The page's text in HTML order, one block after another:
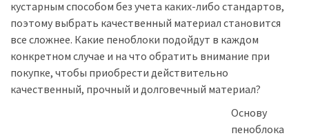
кустарным способом без учета каких-либо стандартов,
поэтому выбрать качественный материал становится
все сложнее. Какие пеноблоки подойдут в каждом
конкретном случае и на что обратить внимание при
покупке, чтобы приобрести действительно
качественный, прочный и долговечный материал?
Основу
пеноблока